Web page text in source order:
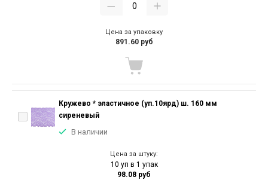
Цена за упаковку
891.60 руб
Кружево * эластичное (уп.10ярд) ш. 160 мм
сиреневый
В наличии
Цена за штуку:
10 уп в 1 упак
98.08 руб